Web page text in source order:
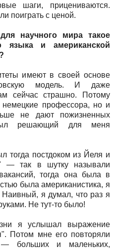
шаги, прицениваются.
поиграть с ценой.
научного мира такое
языка и американской
имеют в своей основе
модель. И даже
сейчас страшно. Потому
немецкие профессора, но и
не дают пожизненных
решающий для меня
тогда постдоком из Йеля и
— так в шутку называли
тогда она была в
была американистика, я
я думал, что раз я
Не тут-то было!
я услышал выражение
Потом мне его повторяли
— больших и маленьких,